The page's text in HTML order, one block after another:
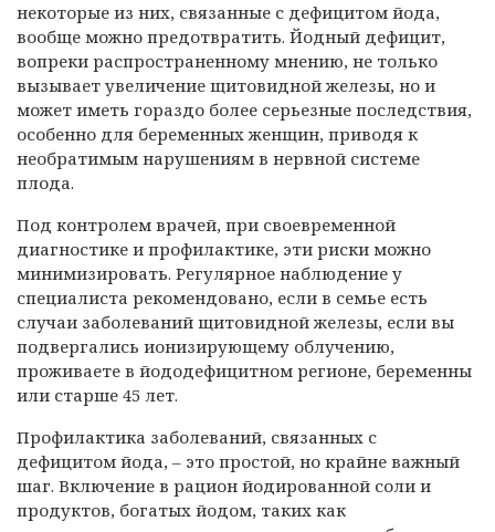
некоторые из них, связанные с дефицитом йода,
вообще можно предотвратить. Йодный дефицит,
вопреки распространенному мнению, не только
вызывает увеличение щитовидной железы, но и
может иметь гораздо более серьезные последствия,
особенно для беременных женщин, приводя к
необратимым нарушениям в нервной системе
плода.
Под контролем врачей, при своевременной
диагностике и профилактике, эти риски можно
минимизировать. Регулярное наблюдение у
специалиста рекомендовано, если в семье есть
случаи заболеваний щитовидной железы, если вы
подвергались ионизирующему облучению,
проживаете в йододефицитном регионе, беременны
или старше 45 лет.
Профилактика заболеваний, связанных с
дефицитом йода, – это простой, но крайне важный
шаг. Включение в рацион йодированной соли и
продуктов, богатых йодом, таких как